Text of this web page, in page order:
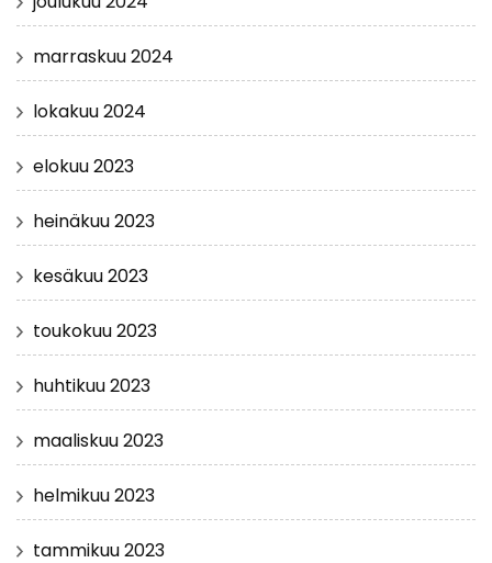
marraskuu 2024
lokakuu 2024
elokuu 2023
heinäkuu 2023
kesäkuu 2023
toukokuu 2023
huhtikuu 2023
maaliskuu 2023
helmikuu 2023
tammikuu 2023